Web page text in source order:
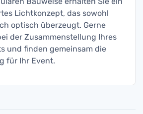
Lichtkonzept, das sowohl
optisch überzeugt. Gerne
der Zusammenstellung Ihres
und finden gemeinsam die
für Ihr Event.